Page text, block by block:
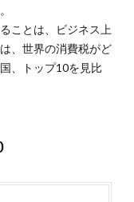
ことは、ビジネス上
、世界の消費税がど
、トップ10を見比